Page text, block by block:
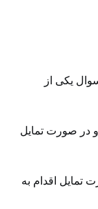
یکی از
در صورت تمایل
تمایل اقدام به